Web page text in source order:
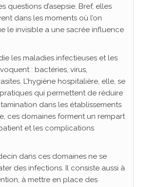
questions d’asepsie. Bref, elles
dans les moments où l’on
le invisible a une sacrée influence
les maladies infectieuses et les
: bactéries, virus,
L’hygiène hospitalière, elle, se
qui permettent de réduire
dans les établissements
ces domaines forment un rempart
et les complications
dans ces domaines ne se
des infections. Il consiste aussi à
à mettre en place des